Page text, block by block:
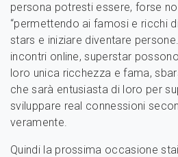
persona potresti essere, forse
“permettendo ai famosi e ricchi
stars e iniziare diventare
incontri online, superstar
loro unica ricchezza e fama,
che sarà entusiasta di loro per
sviluppare real connessioni
veramente.
Quindi la prossima occasione